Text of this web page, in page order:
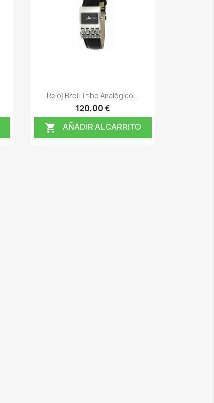
Vista rápida
Reloj Breil Tribe Analógico...
120,00 €
 AÑADIR AL CARRITO